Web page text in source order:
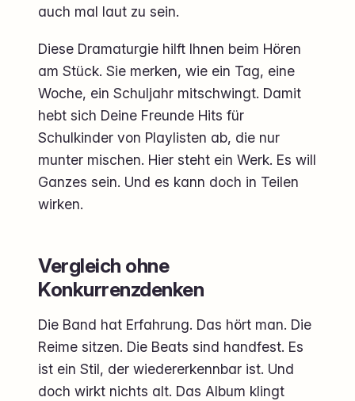
auch mal laut zu sein.
Diese Dramaturgie hilft Ihnen beim Hören
am Stück. Sie merken, wie ein Tag, eine
Woche, ein Schuljahr mitschwingt. Damit
hebt sich Deine Freunde Hits für
Schulkinder von Playlisten ab, die nur
munter mischen. Hier steht ein Werk. Es will
Ganzes sein. Und es kann doch in Teilen
wirken.
Vergleich ohne
Konkurrenzdenken
Die Band hat Erfahrung. Das hört man. Die
Reime sitzen. Die Beats sind handfest. Es
ist ein Stil, der wiedererkennbar ist. Und
doch wirkt nichts alt. Das Album klingt